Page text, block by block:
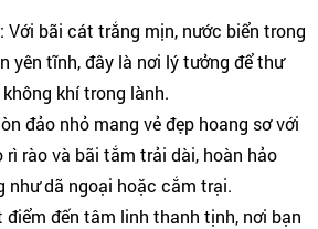
: Với bãi cát trắng mịn, nước biển trong
yên tĩnh, đây là nơi lý tưởng để thư
khí trong lành.
đảo nhỏ mang vẻ đẹp hoang sơ với
rì rào và bãi tắm trải dài, hoàn hảo
như dã ngoại hoặc cắm trại.
điểm đến tâm linh thanh tịnh, nơi bạn